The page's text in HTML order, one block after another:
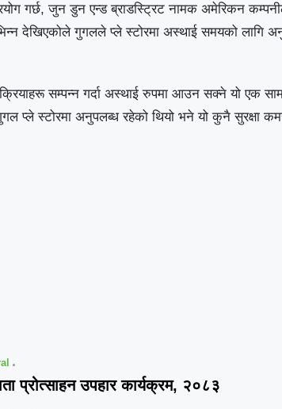
गर्छ, जुन डुन एन्ड ब्राडस्ट्रिट नामक अमेरिकन
देखिएकोले गुगलले प्ले स्टोरमा अस्थाई समयको लागि
सम्पन्न गर्दा अस्थाई रुपमा आउन सक्ने यो एक
प्ले स्टोरमा अनुपलब्ध रहेको थियो भने यो कुनै सुरक्षा
प्रोत्साहन उपहार कार्यक्रम, २०८३